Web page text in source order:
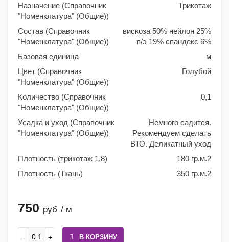
Назначение (Справочник
"Номенклатура" (Общие))
Трикотаж
Состав (Справочник
"Номенклатура" (Общие))
вискоза 50% нейлон 25%
п/э 19% спандекс 6%
Базовая единица
м
Цвет (Справочник
"Номенклатура" (Общие))
Голубой
Количество (Справочник
"Номенклатура" (Общие))
0,1
Усадка и уход (Справочник
"Номенклатура" (Общие))
Немного садится.
Рекомендуем сделать
ВТО. Деликатный уход
Плотность (трикотаж 1,8)
180 гр.м.2
Плотность (Ткань)
350 гр.м.2
750 руб / м
В КОРЗИНУ